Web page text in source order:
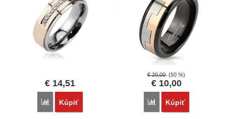
€ 14,51
Porovnať
Kúpiť
€20,00 (50 %)
€10,00
Porovnať
Kúpiť